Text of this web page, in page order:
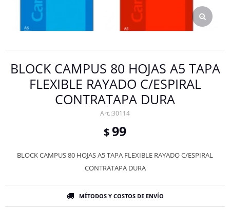
BLOCK CAMPUS 80 HOJAS A5 TAPA
FLEXIBLE RAYADO C/ESPIRAL
CONTRATAPA DURA
30114
$99
BLOCK CAMPUS 80 HOJAS A5 TAPA FLEXIBLE RAYADO C/ESPIRAL
CONTRATAPA DURA
MÉTODOS Y COSTOS DE ENVÍO